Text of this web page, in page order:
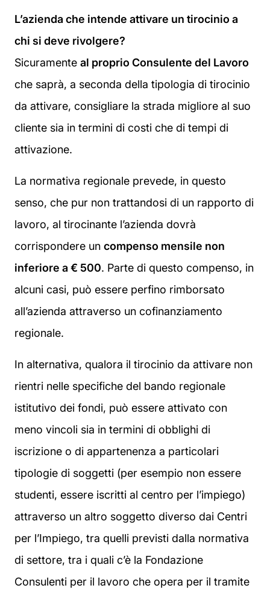
L’azienda che intende attivare un tirocinio a
chi si deve rivolgere?
Sicuramente al proprio Consulente del Lavoro
che saprà, a seconda della tipologia di tirocinio
da attivare, consigliare la strada migliore al suo
cliente sia in termini di costi che di tempi di
attivazione.
La normativa regionale prevede, in questo
senso, che pur non trattandosi di un rapporto di
lavoro, al tirocinante l’azienda dovrà
corrispondere un compenso mensile non
inferiore a € 500. Parte di questo compenso, in
alcuni casi, può essere perfino rimborsato
all’azienda attraverso un cofinanziamento
regionale.
In alternativa, qualora il tirocinio da attivare non
rientri nelle specifiche del bando regionale
istitutivo dei fondi, può essere attivato con
meno vincoli sia in termini di obblighi di
iscrizione o di appartenenza a particolari
tipologie di soggetti (per esempio non essere
studenti, essere iscritti al centro per l’impiego)
attraverso un altro soggetto diverso dai Centri
per l’Impiego, tra quelli previsti dalla normativa
di settore, tra i quali c’è la Fondazione
Consulenti per il lavoro che opera per il tramite